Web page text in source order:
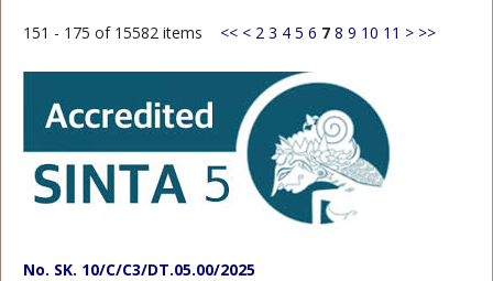
151 - 175 of 15582 items << < 2 3 4 5 6 7 8 9 10 11 > >>
No. SK. 10/C/C3/DT.05.00/2025